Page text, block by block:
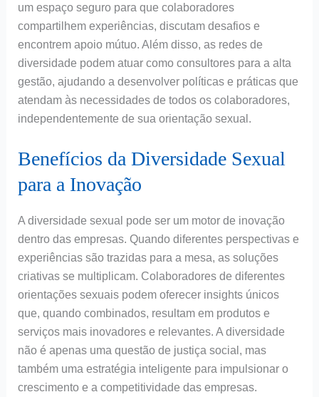
um espaço seguro para que colaboradores
compartilhem experiências, discutam desafios e
encontrem apoio mútuo. Além disso, as redes de
diversidade podem atuar como consultores para a alta
gestão, ajudando a desenvolver políticas e práticas que
atendam às necessidades de todos os colaboradores,
independentemente de sua orientação sexual.
Benefícios da Diversidade Sexual
para a Inovação
A diversidade sexual pode ser um motor de inovação
dentro das empresas. Quando diferentes perspectivas e
experiências são trazidas para a mesa, as soluções
criativas se multiplicam. Colaboradores de diferentes
orientações sexuais podem oferecer insights únicos
que, quando combinados, resultam em produtos e
serviços mais inovadores e relevantes. A diversidade
não é apenas uma questão de justiça social, mas
também uma estratégia inteligente para impulsionar o
crescimento e a competitividade das empresas.